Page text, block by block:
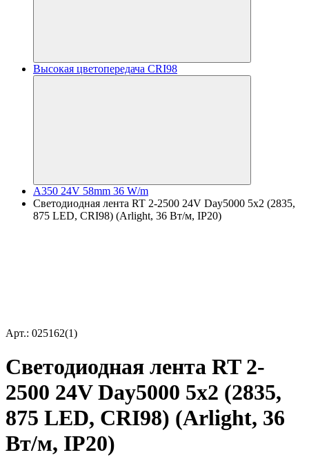
Высокая цветопередача CRI98
A350 24V 58mm 36 W/m
Светодиодная лента RT 2-2500 24V Day5000 5x2 (2835,
875 LED, CRI98) (Arlight, 36 Вт/м, IP20)
Арт.: 025162(1)
Светодиодная лента RT 2-
2500 24V Day5000 5x2 (2835,
875 LED, CRI98) (Arlight, 36
Вт/м, IP20)